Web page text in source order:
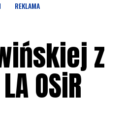
REKLAMA
z
OSiR